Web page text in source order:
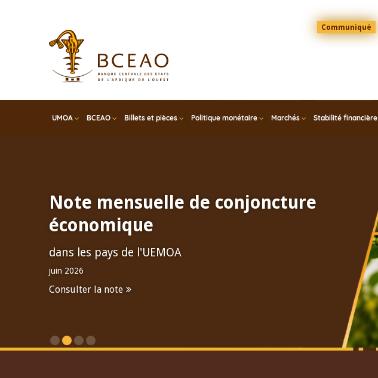
Menu
Top
Communiqué
UMOA BCEAO Billets et pièces Politique monétaire Marchés Stabilité financière
Note mensuelle de conjoncture
économique
dans les pays de l'UEMOA
juin 2026
Consulter la note